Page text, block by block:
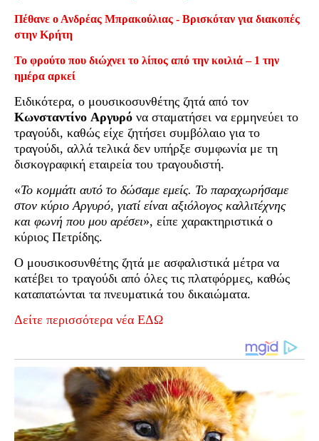
Πέθανε ο Ανδρέας Μπρακούλιας - Βρισκόταν για διακοπές
στην Κρήτη
Το φρούτο που διώχνει το λίπος από την κοιλιά – 1 την
ημέρα αρκεί
Ειδικότερα, ο μουσικοσυνθέτης ζητά από τον
Κωνσταντίνο Αργυρό να σταματήσει να ερμηνεύει το
τραγούδι, καθώς είχε ζητήσει συμβόλαιο για το
τραγούδι, αλλά τελικά δεν υπήρξε συμφωνία με τη
δισκογραφική εταιρεία του τραγουδιστή.
«Το κομμάτι αυτό το δώσαμε εμείς. Το παραχωρήσαμε
στον κύριο Αργυρό, γιατί είναι αξιόλογος καλλιτέχνης
και φωνή που μου αρέσει», είπε χαρακτηριστικά ο
κύριος Πετρίδης.
Ο μουσικοσυνθέτης ζητά με ασφαλιστικά μέτρα να
κατέβει το τραγούδι από όλες τις πλατφόρμες, καθώς
καταπατώνται τα πνευματικά του δικαιώματα.
Δείτε περισσότερα νέα ΕΔΩ